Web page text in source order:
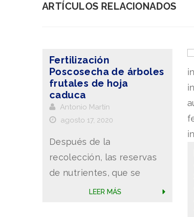
ARTÍCULOS RELACIONADOS
Fertilización
Poscosecha de árboles
frutales de hoja
caduca
Antonio Martín
agosto 17, 2020
Después de la
recolección, las reservas
de nutrientes, que se
encuentran almacenadas
LEER MÁS